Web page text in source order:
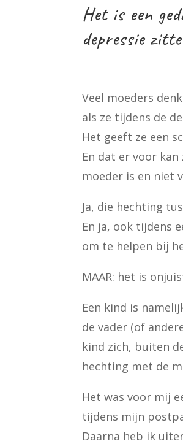
Het is een
depressie
Veel moeders
als ze tijdens de
Het geeft ze een
En dat er voor
moeder is en niet
Ja, die hechting
En ja, ook tijdens
om te helpen bij
MAAR: het is
Een kind is
de vader (of
kind zich, buiten
hechting met de
Het was voor mij
tijdens mijn
Daarna heb ik